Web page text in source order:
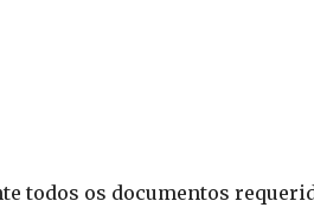
todos os documentos